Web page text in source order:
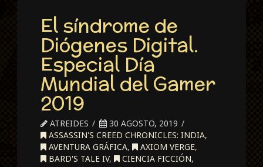
El síndrome de
Diógenes Digital.
Especial Día
Mundial del Gamer
2019
ATREIDES
30 AGOSTO, 2019
ASSASSIN'S CREED CHRONICLES: INDIA,
AVENTURA GRÁFICA, AXIOM VERGE,
BARD'S TALE IV, CIENCIA FICCIÓN,